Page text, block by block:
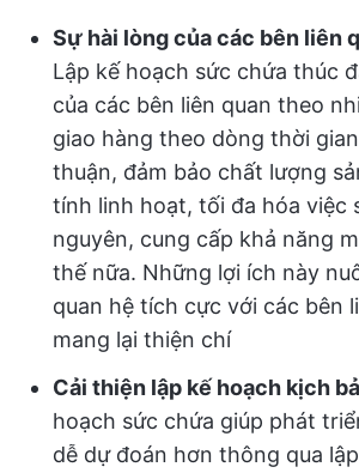
Sự hài lòng của các bên liên
Lập kế hoạch sức chứa thúc
của các bên liên quan theo
giao hàng theo dòng thời
thuận, đảm bảo chất lượng
tính linh hoạt, tối đa hóa việc
nguyên, cung cấp khả năng
thế nữa. Những lợi ích này
quan hệ tích cực với các bên
mang lại thiện chí
Cải thiện lập kế hoạch kịch
hoạch sức chứa giúp phát
dễ dự đoán hơn thông qua